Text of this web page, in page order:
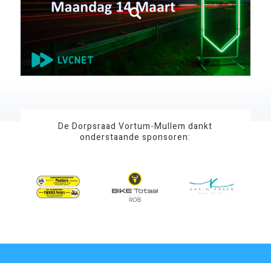
De Dorpsraad Vortum-Mullem dankt
onderstaande sponsoren: